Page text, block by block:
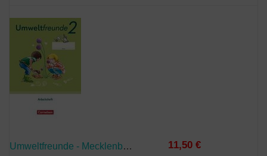
Umweltfreunde - Mecklenburg-Vorpommern, Sachsen-Anhalt, Sachsen, Thüringen - Ausgabe 2023 - 2. Schuljahr 11,50 €